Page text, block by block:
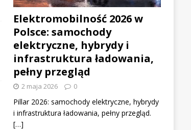
Elektromobilność 2026 w
Polsce: samochody
elektryczne, hybrydy i
infrastruktura ładowania,
pełny przegląd
2 maja 2026 0
Pillar 2026: samochody elektryczne, hybrydy
i infrastruktura ładowania, pełny przegląd.
[…]